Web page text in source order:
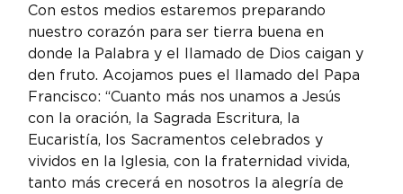
Con estos medios estaremos preparando
nuestro corazón para ser tierra buena en
donde la Palabra y el llamado de Dios caigan y
den fruto. Acojamos pues el llamado del Papa
Francisco: “Cuanto más nos unamos a Jesús
con la oración, la Sagrada Escritura, la
Eucaristía, los Sacramentos celebrados y
vividos en la Iglesia, con la fraternidad vivida,
tanto más crecerá en nosotros la alegría de